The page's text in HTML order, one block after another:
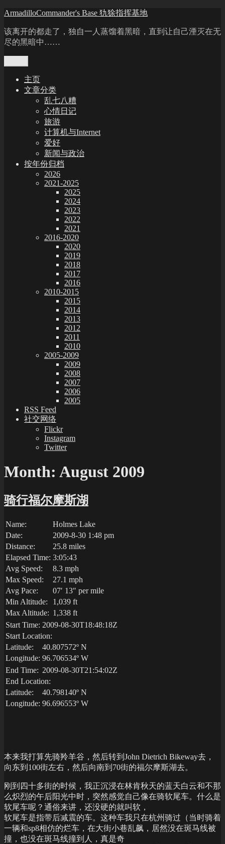
Skip
content
ArmadilloCommander's Base 犰狳指挥基地
该离开的都走了，独自一人蒸馏着黑暗，直到让自己湮灭在无
尽的黑暗中……
主页
文章分类
乱七八糟
心情日记
旅游
计算机与Internet
爱好
新闻与政治
按年份归档
2026
2021-2025
2025
2024
2023
2022
2021
2016-2020
2020
2019
2018
2017
2016
2010-2015
2015
2014
2013
2012
2011
2010
2005-2009
2009
2008
2007
2006
2005
RSS Feed
社交网络
Flickr
Instagram
Twitter
Month: August 2009
骑行福尔摩斯湖
Name:
Holmes Lake
Date:
2009-8-30 1:48 pm
Distance:
25.8 miles
Elapsed Time: 3:05:43
Avg Speed:
8.3 mph
Max Speed:
27.1 mph
Avg Pace:
07′ 13″ per mile
Min Altitude:
1,039 ft
Max Altitude: 1,338 ft
Start Time: 2009-08-30T18:48:18Z
Start Location:
Latitude:
40.807572º N
Longitude: 96.706534º W
End Time: 2009-08-30T21:54:02Z
End Location:
Latitude:
40.798140º N
Longitude: 96.696553º W
本来我打算先骑羚羊谷，然后转到John Dietrich Bikeway去，
向东到100街左右，然后向南到70街的福尔摩斯湖去。
刚到四十多街的时候，我正沉浸在林肯秋天的蓝天白云和不那
么炽烈的午后阳光中时，突然感觉自己像在骑软尾车。什么是
软尾车呢？通俗来讲，还没硬的就叫软，
软尾车是指带后减震的车。这种车我只在杭州骑过（当时骑着
一辆和sp8相仿的烂车，在大街小巷乱飙，居然没在斑马线被
撞，也没在斑马线撞到人，真是奇